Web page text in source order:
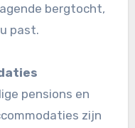
bergtocht,
past.
pensions en
zijn